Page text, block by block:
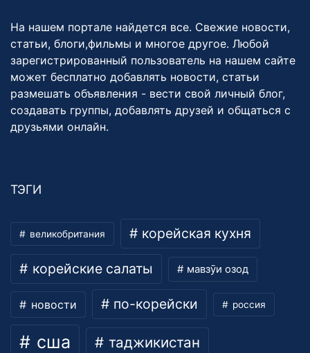
На нашем портале найдется все. Свежие новости,
статьи, блоги,фильмы и многое другое. Любой
зарегистрированный пользователь на нашем сайте
может бесплатно добавлять новости, статьи
размешать объявления - вести свой личный блог,
создавать группы, добавлять друзей и общаться с
друзьями онлайн.
ТЭГИ
великобритания корейская кухня
корейские салаты мавзӯи озод
новости по-корейски россия
сша таджикистан